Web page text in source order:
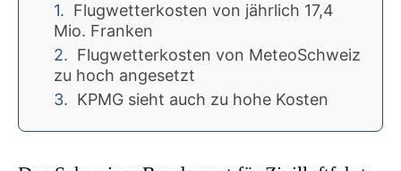
Flugwetterkosten von jährlich 17,4
Mio. Franken
Flugwetterkosten von MeteoSchweiz
zu hoch angesetzt
KPMG sieht auch zu hohe Kosten